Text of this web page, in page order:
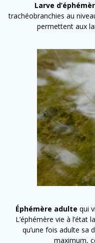
Larve
trachéobranchies au
permettent aux
Éphémère adulte qui
L’éphémère vie à l’état
qu’une fois adulte sa
maximum,